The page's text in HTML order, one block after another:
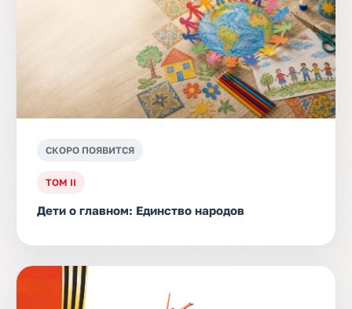
СКОРО ПОЯВИТСЯ
ТОМ II
Дети о главном: Единство народов